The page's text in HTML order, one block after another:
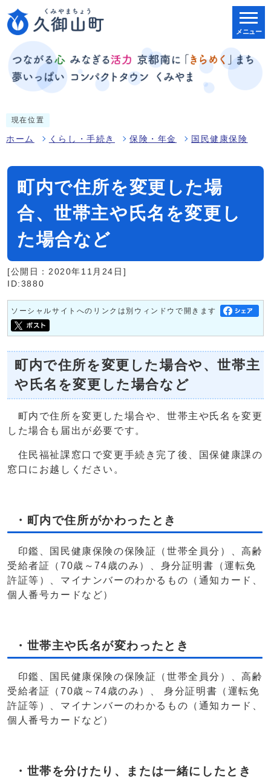
メニュー
現在位置
ホーム くらし・手続き 保険・年金 国民健康保険
町内で住所を変更した場
合、世帯主や氏名を変更し
た場合など
[公開日：2020年11月24日]
ID:3880
ソーシャルサイトへのリンクは別ウィンドウで開きます
町内で住所を変更した場合や、世帯主
や氏名を変更した場合など
町内で住所を変更した場合や、世帯主や氏名を変更
した場合も届出が必要です。
住民福祉課窓口で変更手続き完了後、国保健康課の
窓口にお越しください。
・町内で住所がかわったとき
印鑑、国民健康保険の保険証（世帯全員分）、高齢
受給者証（70歳～74歳のみ）、身分証明書（運転免
許証等）、マイナンバーのわかるもの（通知カード、
個人番号カードなど）
・世帯主や氏名が変わったとき
印鑑、国民健康保険の保険証（世帯全員分）、高齢
受給者証（70歳～74歳のみ）、 身分証明書（運転免
許証等）、マイナンバーのわかるもの（通知カード、
個人番号カードなど）
・世帯を分けたり、または一緒にしたとき